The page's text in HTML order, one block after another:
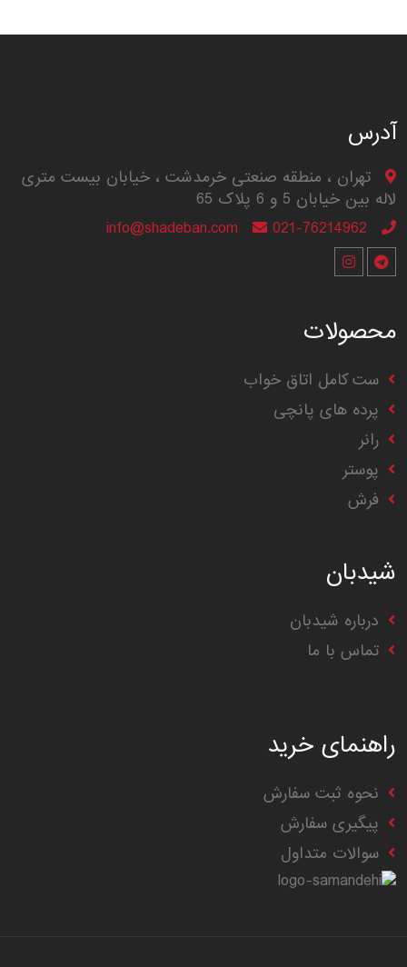
آدرس
تهران ، منطقه صنعتی خرمدشت ، خیابان بیست متری
لاله بین خیابان 5 و 6 پلاک 65
021-76214962
info@shadeban.com
محصولات
ست کامل اتاق خواب
پرده های پانچی
رانر
پوستر
فرش
شیدبان
درباره شیدبان
تماس با ما
راهنمای خرید
نحوه ثبت سفارش
پیگیری سفارش
سوالات متداول